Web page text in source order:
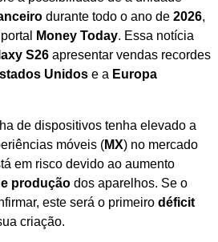
durante todo o ano de 2026,
Money Today. Essa notícia
S26 apresentar vendas recordes
Unidos e a Europa
de dispositivos tenha elevado a
móveis (MX) no mercado
em risco devido ao aumento
produção dos aparelhos. Se o
este será o primeiro déficit
criação.